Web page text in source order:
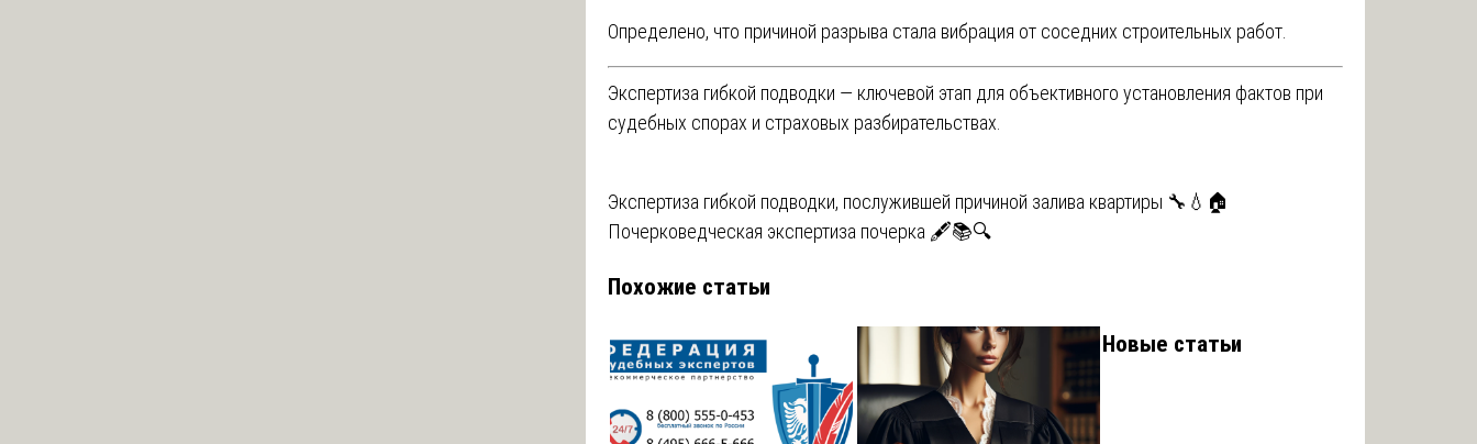
Определено, что причиной разрыва стала вибрация от соседних строительных работ.
Экспертиза гибкой подводки — ключевой этап для объективного установления фактов при
судебных спорах и страховых разбирательствах.
Навигация
записям
Экспертиза гибкой подводки, послужившей причиной залива квартиры 🔧💧🏠
Почерковедческая экспертиза почерка 🖋️📚🔍
Похожие статьи
Новые статьи